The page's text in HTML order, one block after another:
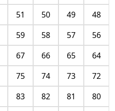
48
49
50
51
56
57
58
59
64
65
66
67
72
73
74
75
80
81
82
83